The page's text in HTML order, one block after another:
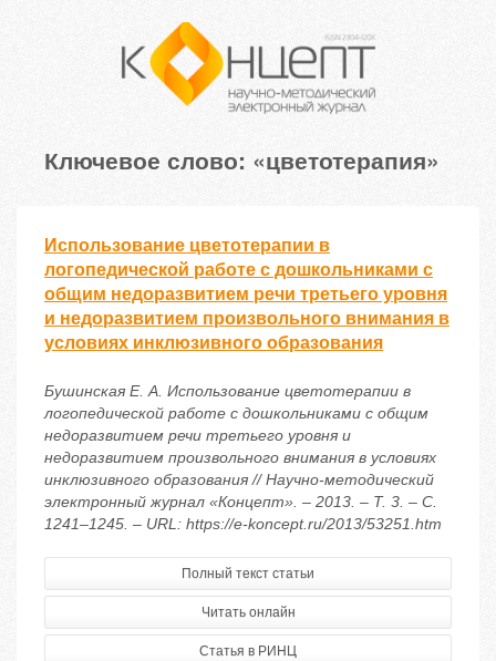
Ключевое слово: «цветотерапия»
Использование цветотерапии в
логопедической работе с дошкольниками с
общим недоразвитием речи третьего уровня
и недоразвитием произвольного внимания в
условиях инклюзивного образования
Бушинская Е. А. Использование цветотерапии в
логопедической работе с дошкольниками с общим
недоразвитием речи третьего уровня и
недоразвитием произвольного внимания в условиях
инклюзивного образования // Научно-методический
электронный журнал «Концепт». – 2013. – Т. 3. – С.
1241–1245. – URL: https://e-koncept.ru/2013/53251.htm
Полный текст статьи
Читать онлайн
Статья в РИНЦ